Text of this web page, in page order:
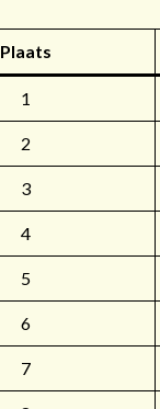
Plaats
1
2
3
4
5
6
7